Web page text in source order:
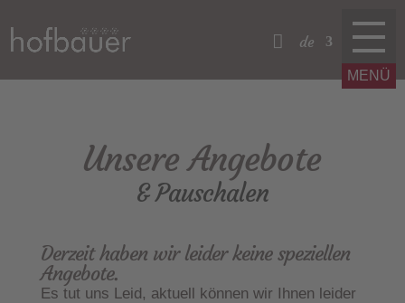
de
Unsere Angebote
& Pauschalen
Derzeit haben wir leider keine speziellen
Angebote.
Es tut uns Leid, aktuell können wir Ihnen leider